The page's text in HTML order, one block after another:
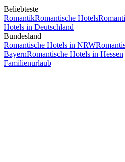
Beliebteste
RomantikRomantische Hotels
Hotels in Deutschland
Bundesland
Romantische Hotels in NRW
BayernRomantische Hotels in Hessen
Familienurlaub